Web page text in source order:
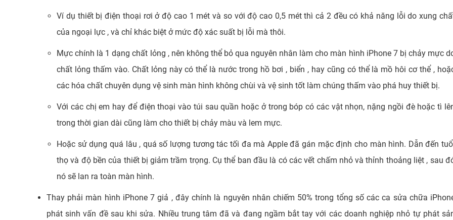
Ví dụ thiết bị điện thoại rơi ở độ cao 1 mét và so với độ cao 0,5 mét thì cả 2 đều có khả năng lỗi do xung
của ngoại lực , và chỉ khác biệt ở mức độ xác suất bị lỗi mà thôi.
Mực chính là 1 dạng chất lỏng , nên không thể bỏ qua nguyên nhân làm cho màn hình iPhone 7 bị chảy mực
chất lỏng thấm vào. Chất lỏng này có thể là nước trong hồ bơi , biển , hay cũng có thể là mồ hôi cơ thể ,
các hóa chất chuyên dụng vệ sinh màn hình không chùi và vệ sinh tốt làm chúng thấm vào phá huy thiết bị.
Với các chị em hay để điện thoại vào túi sau quần hoặc ở trong bóp có các vật nhọn, nặng ngồi đè hoặc tì
trong thời gian dài cũng làm cho thiết bị chảy màu và lem mực.
Hoặc sử dụng quá lâu , quá số lượng tương tác tối đa mà Apple đã gán mặc định cho màn hình. Dẫn đến
thọ và độ bền của thiết bị giảm trầm trọng. Cụ thể ban đầu là có các vết chấm nhỏ và thỉnh thoảng liệt , sau
nó sẽ lan ra toàn màn hình.
Thay phải màn hình iPhone 7 giả , đây chính là nguyên nhân chiếm 50% trong tổng số các ca sửa chữa
phát sinh vấn đề sau khi sửa. Nhiều trung tâm đã và đang ngầm bắt tay với các doanh nghiệp nhỏ tự phát